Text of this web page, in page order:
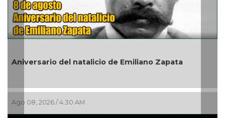
Aniversario del natalicio de Emiliano Zapata
Ago 08, 2026 / 4:30 AM